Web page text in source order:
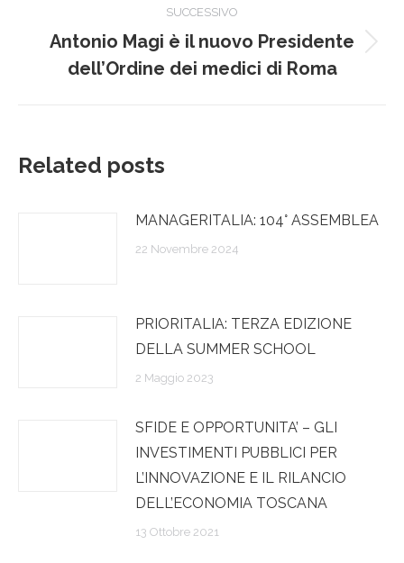
SUCCESSIVO
Prossimo
post:
Antonio Magi è il nuovo Presidente
dell’Ordine dei medici di Roma
Related posts
MANAGERITALIA: 104° ASSEMBLEA
22 Novembre 2024
PRIORITALIA: TERZA EDIZIONE
DELLA SUMMER SCHOOL
2 Maggio 2023
SFIDE E OPPORTUNITA’ – GLI
INVESTIMENTI PUBBLICI PER
L’INNOVAZIONE E IL RILANCIO
DELL’ECONOMIA TOSCANA
13 Ottobre 2021